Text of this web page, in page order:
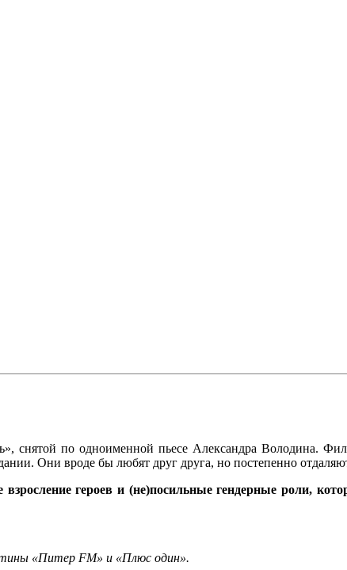
снятой по одноименной пьесе Александра Володина.
Они вроде бы любят друг друга, но постепенно
героев и (не)посильные гендерные роли,
«Питер FM» и «Плюс один».